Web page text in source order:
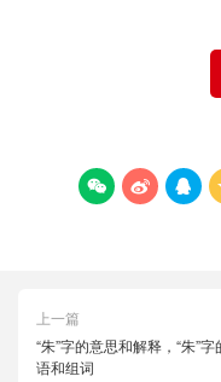
  
上一篇
“朱”字的意思和解释，“朱”字
语和组词